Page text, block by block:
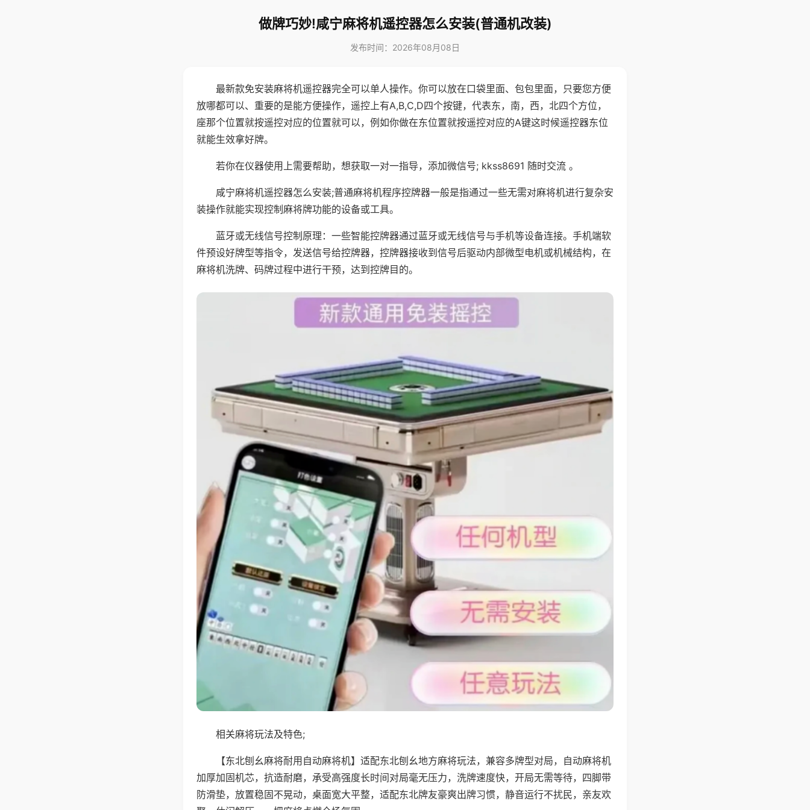
做牌巧妙!咸宁麻将机遥控器怎么安装(普通机改装)
发布时间：2026年08月08日
最新款免安装麻将机遥控器完全可以单人操作。你可以放在口袋里面、包包里面，只要您方便
放哪都可以、重要的是能方便操作，遥控上有A,B,C,D四个按键，代表东，南，西，北四个方位，
座那个位置就按遥控对应的位置就可以，例如你做在东位置就按遥控对应的A键这时候遥控器东位
就能生效拿好牌。
若你在仪器使用上需要帮助，想获取一对一指导，添加微信号; kkss8691 随时交流 。
咸宁麻将机遥控器怎么安装;普通麻将机程序控牌器一般是指通过一些无需对麻将机进行复杂安
装操作就能实现控制麻将牌功能的设备或工具。
蓝牙或无线信号控制原理：一些智能控牌器通过蓝牙或无线信号与手机等设备连接。手机端软
件预设好牌型等指令，发送信号给控牌器，控牌器接收到信号后驱动内部微型电机或机械结构，在
麻将机洗牌、码牌过程中进行干预，达到控牌目的。
相关麻将玩法及特色;
【东北刨幺麻将耐用自动麻将机】适配东北刨幺地方麻将玩法，兼容多牌型对局，自动麻将机
加厚加固机芯，抗造耐磨，承受高强度长时间对局毫无压力，洗牌速度快，开局无需等待，四脚带
防滑垫，放置稳固不晃动，桌面宽大平整，适配东北牌友豪爽出牌习惯，静音运行不扰民，亲友欢